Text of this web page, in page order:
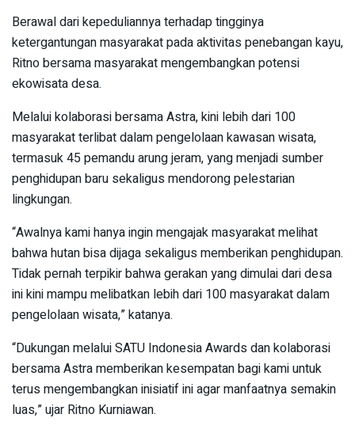
Berawal dari kepeduliannya terhadap tingginya
ketergantungan masyarakat pada aktivitas penebangan kayu,
Ritno bersama masyarakat mengembangkan potensi
ekowisata desa.
Melalui kolaborasi bersama Astra, kini lebih dari 100
masyarakat terlibat dalam pengelolaan kawasan wisata,
termasuk 45 pemandu arung jeram, yang menjadi sumber
penghidupan baru sekaligus mendorong pelestarian
lingkungan.
“Awalnya kami hanya ingin mengajak masyarakat melihat
bahwa hutan bisa dijaga sekaligus memberikan penghidupan.
Tidak pernah terpikir bahwa gerakan yang dimulai dari desa
ini kini mampu melibatkan lebih dari 100 masyarakat dalam
pengelolaan wisata,” katanya.
“Dukungan melalui SATU Indonesia Awards dan kolaborasi
bersama Astra memberikan kesempatan bagi kami untuk
terus mengembangkan inisiatif ini agar manfaatnya semakin
luas,” ujar Ritno Kurniawan.